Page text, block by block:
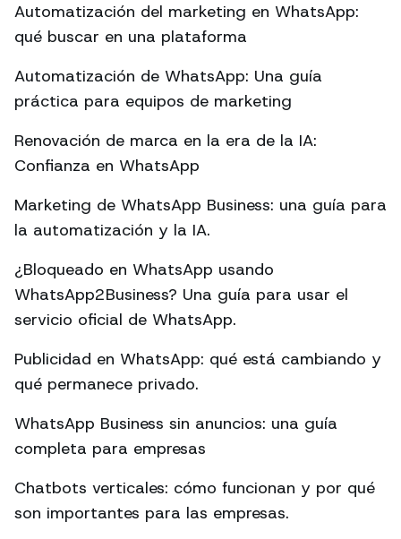
Automatización del marketing en WhatsApp:
qué buscar en una plataforma
Automatización de WhatsApp: Una guía
práctica para equipos de marketing
Renovación de marca en la era de la IA:
Confianza en WhatsApp
Marketing de WhatsApp Business: una guía para
la automatización y la IA.
¿Bloqueado en WhatsApp usando
WhatsApp2Business? Una guía para usar el
servicio oficial de WhatsApp.
Publicidad en WhatsApp: qué está cambiando y
qué permanece privado.
WhatsApp Business sin anuncios: una guía
completa para empresas
Chatbots verticales: cómo funcionan y por qué
son importantes para las empresas.